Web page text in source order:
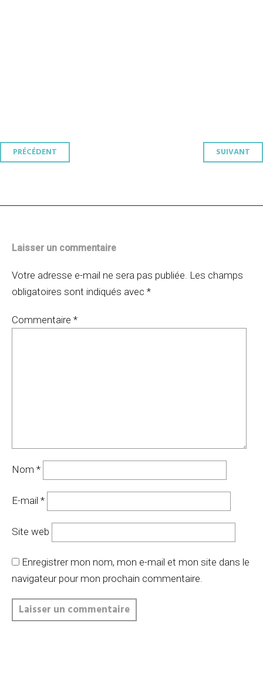
Navigation
PRÉCÉDENT SUIVANT
Laisser un commentaire
Votre adresse e-mail ne sera pas publiée. Les champs
obligatoires sont indiqués avec *
Commentaire *
Nom *
E-mail *
Site web
Enregistrer mon nom, mon e-mail et mon site dans le
navigateur pour mon prochain commentaire.